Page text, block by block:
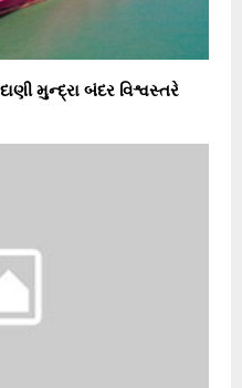
મુન્દ્રા બંદર વિશ્વસ્તરે